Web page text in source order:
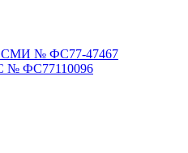
СМИ № ФС77-47467
№ ФС77110096